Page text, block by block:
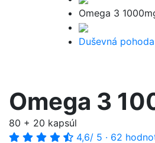
Omega 3
Duševná pohoda
Omega 3
80 + 20 kapsúl
4,6/ 5 · 62